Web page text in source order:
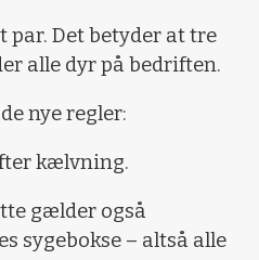
par. Det betyder at tre
alle dyr på bedriften.
nye regler:
kælvning.
gælder også
sygebokse – altså alle